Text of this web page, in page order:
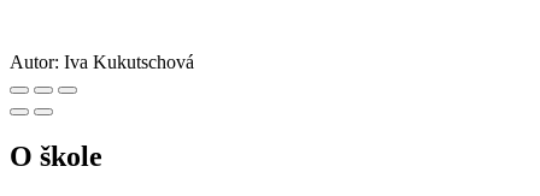
Autor: Iva Kukutschová
O škole